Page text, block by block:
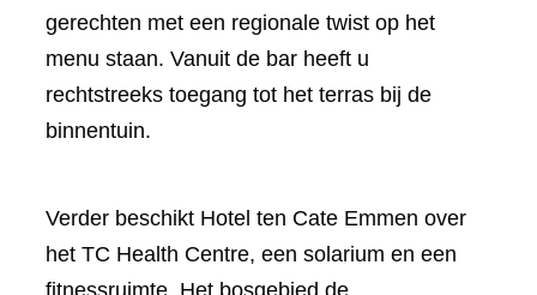
gerechten met een regionale twist op het
menu staan. Vanuit de bar heeft u
rechtstreeks toegang tot het terras bij de
binnentuin.
Verder beschikt Hotel ten Cate Emmen over
het TC Health Centre, een solarium en een
fitnessruimte. Het bosgebied de